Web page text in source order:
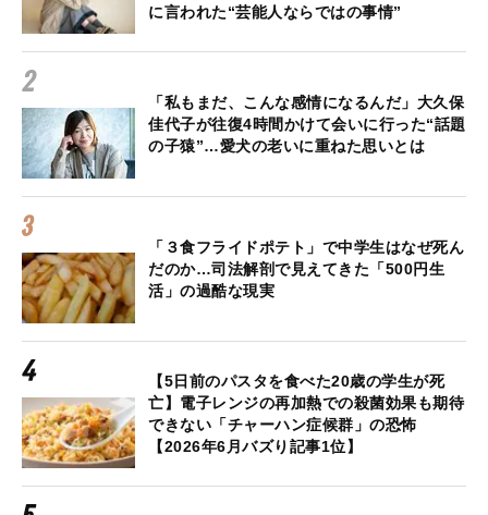
に言われた“芸能人ならではの事情”
「私もまだ、こんな感情になるんだ」大久保
佳代子が往復4時間かけて会いに行った“話題
の子猿”…愛犬の老いに重ねた思いとは
「３食フライドポテト」で中学生はなぜ死ん
だのか…司法解剖で見えてきた「500円生
活」の過酷な現実
【5日前のパスタを食べた20歳の学生が死
亡】電子レンジの再加熱での殺菌効果も期待
できない「チャーハン症候群」の恐怖
【2026年6月バズり記事1位】